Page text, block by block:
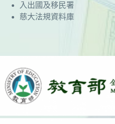
入出國及移民署
慈大法規資料庫